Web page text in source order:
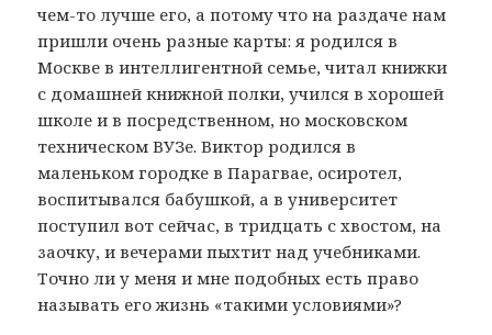
чем-то лучше его, а потому что на раздаче нам
пришли очень разные карты: я родился в
Москве в интеллигентной семье, читал книжки
с домашней книжной полки, учился в хорошей
школе и в посредственном, но московском
техническом ВУЗе. Виктор родился в
маленьком городке в Парагвае, осиротел,
воспитывался бабушкой, а в университет
поступил вот сейчас, в тридцать с хвостом, на
заочку, и вечерами пыхтит над учебниками.
Точно ли у меня и мне подобных есть право
называть его жизнь «такими условиями»?